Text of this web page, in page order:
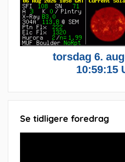
Se tidligere foredrag